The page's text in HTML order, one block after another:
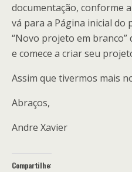
documentação, conforme
vá para a Página inicial
“Novo projeto em
e comece a criar seu
Assim que tivermos mais
Abraços,
Andre Xavier
Compartilhe: